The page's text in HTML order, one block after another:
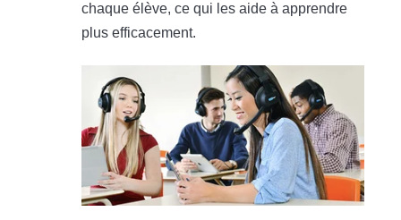
chaque élève, ce qui les aide à apprendre
plus efficacement.